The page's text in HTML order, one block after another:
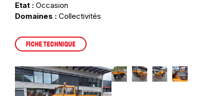
Etat : Occasion
Domaines : Collectivités
FICHE TECHNIQUE